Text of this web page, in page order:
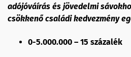
adójóváírás és jövedelmi
csökkenő családi kedvezmény
0-5.000.000 – 15 százalék